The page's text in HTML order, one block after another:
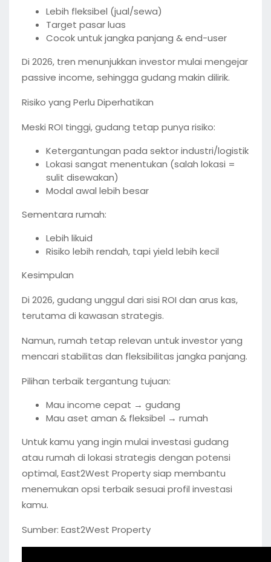
Lebih fleksibel (jual/sewa)
Target pasar luas
Cocok untuk jangka panjang & end-user
Di 2026, tren menunjukkan investor mulai mengejar
passive income, sehingga gudang makin dilirik.
Risiko yang Perlu Diperhatikan
Meski ROI tinggi, gudang tetap punya risiko:
Ketergantungan pada sektor industri/logistik
Lokasi sangat menentukan (salah lokasi =
sulit disewakan)
Modal awal lebih besar
Sementara rumah:
Lebih likuid
Risiko lebih rendah, tapi yield lebih kecil
Kesimpulan
Di 2026, gudang unggul dari sisi ROI dan arus kas,
terutama di kawasan strategis.
Namun, rumah tetap relevan untuk investor yang
mencari stabilitas dan fleksibilitas jangka panjang.
Pilihan terbaik tergantung tujuan:
Mau income cepat → gudang
Mau aset aman & fleksibel → rumah
Untuk kamu yang ingin mulai investasi gudang
atau rumah di lokasi strategis dengan potensi
optimal, East2West Property siap membantu
menemukan opsi terbaik sesuai profil investasi
kamu.
Sumber: East2West Property